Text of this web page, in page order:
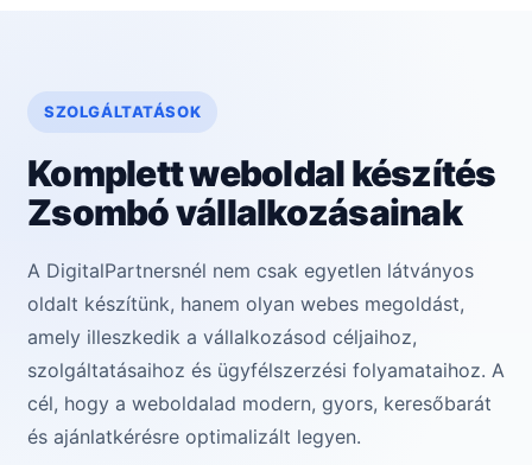
SZOLGÁLTATÁSOK
Komplett weboldal készítés
Zsombó vállalkozásainak
A DigitalPartnersnél nem csak egyetlen látványos
oldalt készítünk, hanem olyan webes megoldást,
amely illeszkedik a vállalkozásod céljaihoz,
szolgáltatásaihoz és ügyfélszerzési folyamataihoz. A
cél, hogy a weboldalad modern, gyors, keresőbarát
és ajánlatkérésre optimalizált legyen.